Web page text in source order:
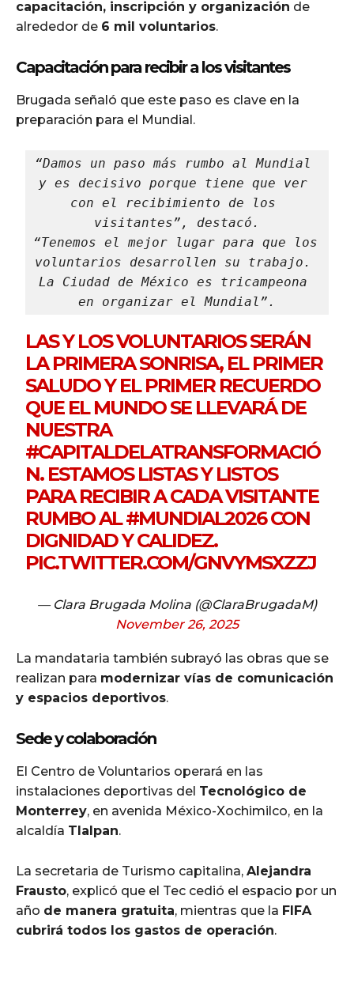
capacitación, inscripción y organización de
alrededor de 6 mil voluntarios.
Capacitación para recibir a los visitantes
Brugada señaló que este paso es clave en la
preparación para el Mundial.
“Damos un paso más rumbo al Mundial
y es decisivo porque tiene que ver
con el recibimiento de los
visitantes”, destacó.
“Tenemos el mejor lugar para que los
voluntarios desarrollen su trabajo.
La Ciudad de México es tricampeona
en organizar el Mundial”.
LAS Y LOS VOLUNTARIOS SERÁN
LA PRIMERA SONRISA, EL PRIMER
SALUDO Y EL PRIMER RECUERDO
QUE EL MUNDO SE LLEVARÁ DE
NUESTRA
#CAPITALDELATRANSFORMACIÓ
N. ESTAMOS LISTAS Y LISTOS
PARA RECIBIR A CADA VISITANTE
RUMBO AL#MUNDIAL2026CON
DIGNIDAD Y CALIDEZ.
PIC.TWITTER.COM/GNVYMSXZZJ
— Clara Brugada Molina (@ClaraBrugadaM)
November 26, 2025
La mandataria también subrayó las obras que se
realizan para modernizar vías de comunicación
y espacios deportivos.
Sede y colaboración
El Centro de Voluntarios operará en las
instalaciones deportivas del Tecnológico de
Monterrey, en avenida México-Xochimilco, en la
alcaldía Tlalpan.
La secretaria de Turismo capitalina, Alejandra
Frausto, explicó que el Tec cedió el espacio por un
año de manera gratuita, mientras que la FIFA
cubrirá todos los gastos de operación.